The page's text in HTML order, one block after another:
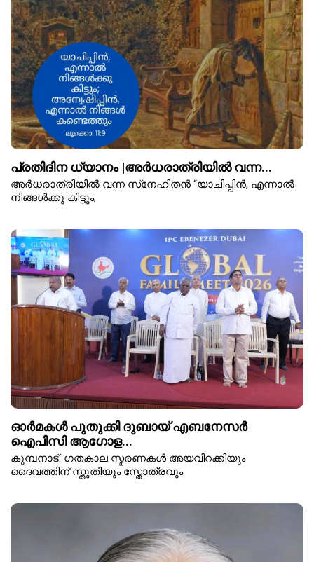
പ്രതിദിന ധ്യാനം |അർധരാത്രിയിൽ വന്ന...
അർധരാത്രിയിൽ വന്ന സ്‌നേഹിതൻ “യാചിപ്പിൻ, എന്നാൽ
നിങ്ങൾക്കു കിട്ടും;
ഓർമകൾ പുതുക്കി ദുബായ് എബനേസർ
ഐപിസി ആഗോള...
കുമ്പനാട്: ഗതകാല സ്മരണകൾ അയവിറക്കിയും
ദൈവത്തിന് സ്തുതിയും സ്തോത്രവും